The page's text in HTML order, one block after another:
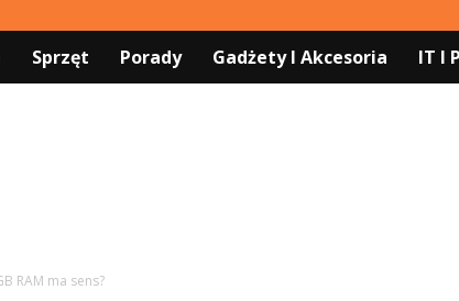
Sprzęt Porady Gadżety I Akcesoria IT I
RAM ma sens?